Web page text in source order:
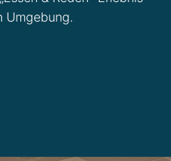
Umgebung.